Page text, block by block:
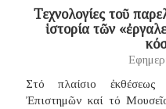
Τεχνολογίες τοῦ
ἱστορία τῶν
Στό πλαίσιο
Ἐπιστημῶν καί τό